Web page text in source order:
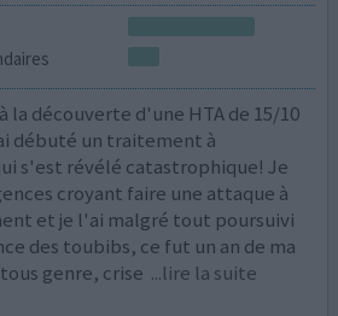
la découverte d'une HTA de 15/10
débuté un traitement à
s'est révélé catastrophique! Je
croyant faire une attaque à
et je l'ai malgré tout poursuivi
des toubibs, ce fut un an de ma
genre, crise ...lire la suite